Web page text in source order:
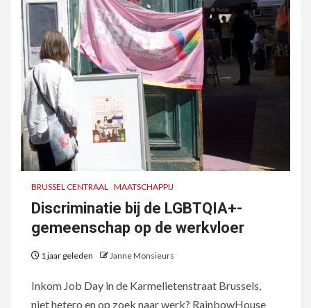
BRUSSEL CENTRAAL MAATSCHAPPIJ
Discriminatie bij de LGBTQIA+-
gemeenschap op de werkvloer
1 jaar geleden Janne Monsieurs
Inkom Job Day in de Karmelietenstraat Brussels,
niet hetero en op zoek naar werk? RainbowHouse